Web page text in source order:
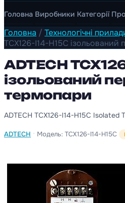
Головна Виробники Категорії
Головна / Технологічні
TCX126-I14-H15C
ADTECH
ізольований
термопари
ADTECH TCX126-I14-H15C
ADTECH · Модель: TCX126-I14-H15C